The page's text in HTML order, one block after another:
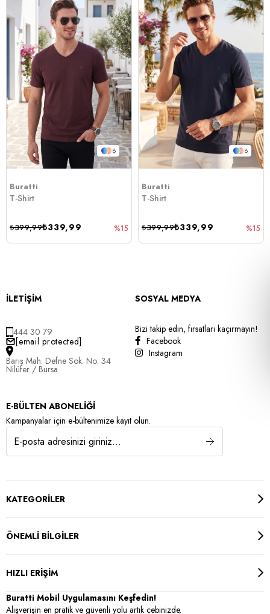
8
Buratti
T-Shirt
₺339,99
₺399,99 %15
8
Buratti
T-Shirt
₺339,99
₺399,99 %15
İLETİŞİM
444 30 79
[email protected]
Barış Mah. Defne Sok. No: 34
Nilüfer / Bursa
SOSYAL MEDYA
Bizi takip edin, fırsatları kaçırmayın!
Facebook
Instagram
E-BÜLTEN ABONELİĞİ
Kampanyalar için e-bültenimize kayıt olun.
KATEGORİLER
ÖNEMLİ BİLGİLER
HIZLI ERİŞİM
Buratti Mobil Uygulamasını Keşfedin!
Alışverişin en pratik ve güvenli yolu artık cebinizde.